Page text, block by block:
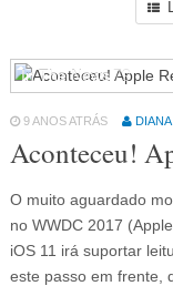
In The News 79
9 ANOS ATRÁS DIANA
Aconteceu!
O muito aguardado
no WWDC 2017
iOS 11 irá suportar
este passo em frente,